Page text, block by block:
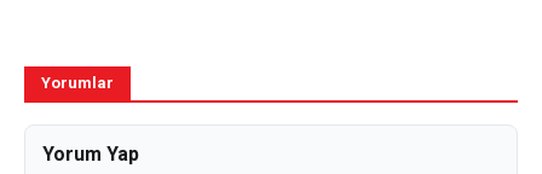
Yorumlar
Yorum Yap